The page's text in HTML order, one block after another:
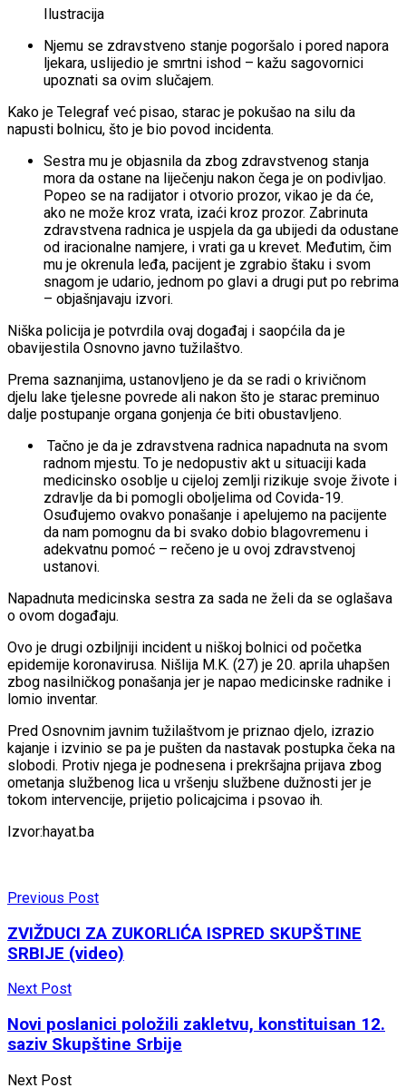
Ilustracija
Njemu se zdravstveno stanje pogoršalo i pored napora
ljekara, uslijedio je smrtni ishod – kažu sagovornici
upoznati sa ovim slučajem.
Kako je Telegraf već pisao, starac je pokušao na silu da
napusti bolnicu, što je bio povod incidenta.
Sestra mu je objasnila da zbog zdravstvenog stanja
mora da ostane na liječenju nakon čega je on podivljao.
Popeo se na radijator i otvorio prozor, vikao je da će,
ako ne može kroz vrata, izaći kroz prozor. Zabrinuta
zdravstvena radnica je uspjela da ga ubijedi da odustane
od iracionalne namjere, i vrati ga u krevet. Međutim, čim
mu je okrenula leđa, pacijent je zgrabio štaku i svom
snagom je udario, jednom po glavi a drugi put po rebrima
– objašnjavaju izvori.
Niška policija je potvrdila ovaj događaj i saopćila da je
obavijestila Osnovno javno tužilaštvo.
Prema saznanjima, ustanovljeno je da se radi o krivičnom
djelu lake tjelesne povrede ali nakon što je starac preminuo
dalje postupanje organa gonjenja će biti obustavljeno.
Tačno je da je zdravstvena radnica napadnuta na svom
radnom mjestu. To je nedopustiv akt u situaciji kada
medicinsko osoblje u cijeloj zemlji rizikuje svoje živote i
zdravlje da bi pomogli oboljelima od Covida-19.
Osuđujemo ovakvo ponašanje i apelujemo na pacijente
da nam pomognu da bi svako dobio blagovremenu i
adekvatnu pomoć – rečeno je u ovoj zdravstvenoj
ustanovi.
Napadnuta medicinska sestra za sada ne želi da se oglašava
o ovom događaju.
Ovo je drugi ozbiljniji incident u niškoj bolnici od početka
epidemije koronavirusa. Nišlija M.K. (27) je 20. aprila uhapšen
zbog nasilničkog ponašanja jer je napao medicinske radnike i
lomio inventar.
Pred Osnovnim javnim tužilaštvom je priznao djelo, izrazio
kajanje i izvinio se pa je pušten da nastavak postupka čeka na
slobodi. Protiv njega je podnesena i prekršajna prijava zbog
ometanja službenog lica u vršenju službene dužnosti jer je
tokom intervencije, prijetio policajcima i psovao ih.
Izvor:hayat.ba
Previous Post
ZVIŽDUCI ZA ZUKORLIĆA ISPRED SKUPŠTINE
SRBIJE (video)
Next Post
Novi poslanici položili zakletvu, konstituisan 12.
saziv Skupštine Srbije
Next Post